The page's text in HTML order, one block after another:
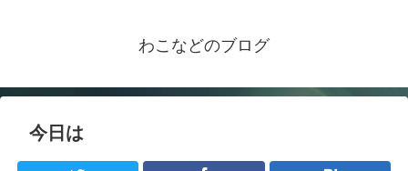
わこなどのブログ
今日は